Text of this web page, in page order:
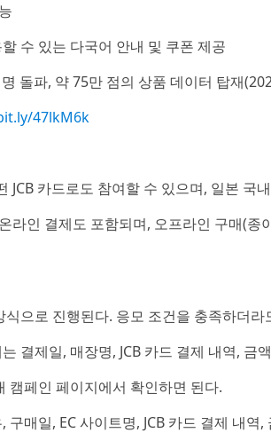
수 있는 다국어 안내 및 쿠폰 제공
돌파, 약 75만 점의 상품 데이터 탑재
47lkM6k
JCB 카드로도 참여할 수 있으며, 일본 국
라인 결제도 포함되며, 오프라인 구매(
식으로 진행된다. 응모 조건을 충족하더
결제일, 매장명, JCB 카드 결제 내역, 금
캠페인 페이지에서 확인하면 된다.
구매일, EC 사이트명, JCB 카드 결제 내